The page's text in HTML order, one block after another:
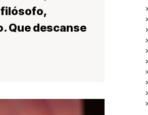
filósofo,
Que descanse